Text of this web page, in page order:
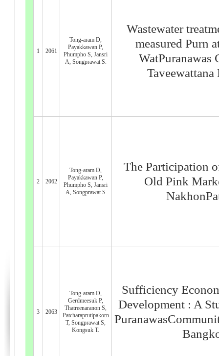
1 2061
Tong-aram D,
Payakkawan P,
Phumpho S, Jansri
A, Songprawat S.
Wastewater
measured Purn
WatPuranawas
2 2062
Tong-aram D,
Payakkawan P,
Phumpho S, Jansri
A, Songprawat S
The Participation
Old Pink
3 2063
Tong-aram D,
Gerdmeesuk P,
Thatreenaranon S,
Patcharaprutipakorn
T, Songprawat S,
Kongsuk T.
Sufficiency
Development : A